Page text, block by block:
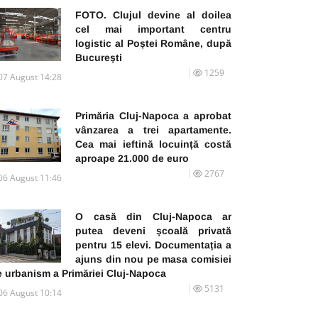
FOTO. Clujul devine al doilea
cel mai important centru
logistic al Poștei Române, după
București
August 14:28 1259
Primăria Cluj-Napoca a aprobat
vânzarea a trei apartamente.
Cea mai ieftină locuință costă
aproape 21.000 de euro
August 11:46 2767
O casă din Cluj-Napoca ar
putea deveni școală privată
pentru 15 elevi. Documentația a
ajuns din nou pe masa comisiei
urbanism a Primăriei Cluj-Napoca
August 10:14 5131